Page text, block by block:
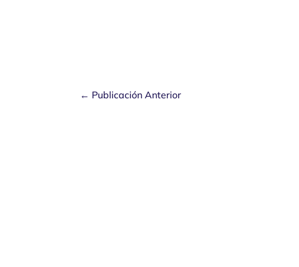
← Publicación Anterior